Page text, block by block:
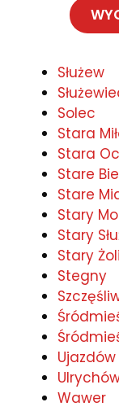
Służew
Solec
Stara
Stara
Stare
Stare
Stary
Stary
Stary
Stegny
Ujazdów
Wawer